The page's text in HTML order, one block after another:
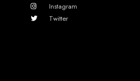
Instagram
Twitter